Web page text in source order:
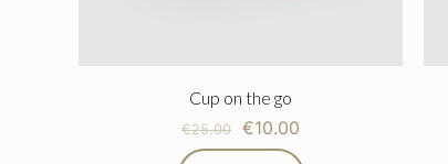
Cup on the go
€25.00 €10.00